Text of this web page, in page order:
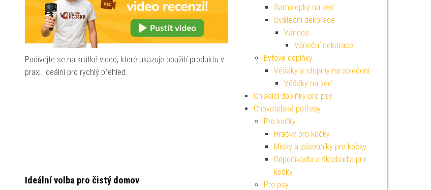
Podívejte se na krátké video, které ukazuje použití produktu v
praxi. Ideální pro rychlý přehled.
Ideální volba pro čistý domov
Samolepky na zeď
Sváteční dekorace
Vánoce
Vánoční dekorace
Bytové doplňky
Věšáky a stojany na oblečení
Věšáky na zeď
Chladící doplňky pro psy
Chovatelské potřeby
Pro kočky
Hračky pro kočky
Misky a zásobníky pro kočky
Odpočívadla a škrabadla pro
kočky
Pro psy